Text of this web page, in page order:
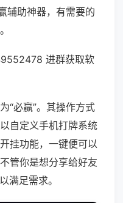
辅助神器，有需要的
进群获取软
“必赢”。其操作方式
自定义手机打牌系统
挂功能，一键便可以
管你是想分享给好友
满足需求。